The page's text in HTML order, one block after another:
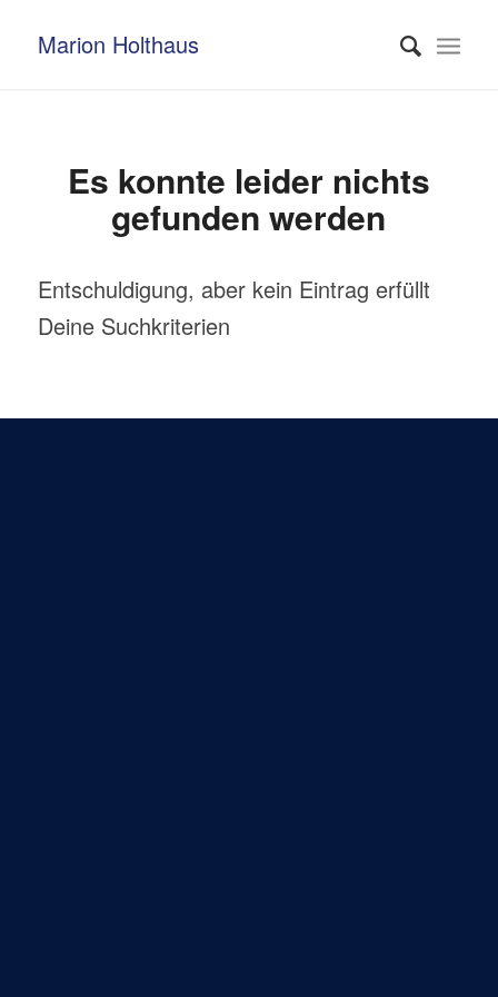
Marion Holthaus
Es konnte leider nichts
gefunden werden
Entschuldigung, aber kein Eintrag erfüllt
Deine Suchkriterien